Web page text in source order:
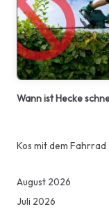
Wann ist Hecke
Kos mit dem Fahrrad
August 2026
Juli 2026